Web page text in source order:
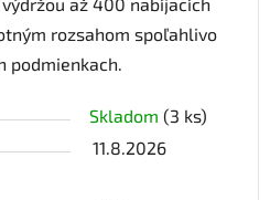
rozsahom spoľahlivo
podmienkach.
Skladom (3 ks)
11.8.2026